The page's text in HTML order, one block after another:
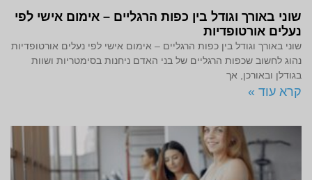
שוני באורך וגודל בין כפות הרגליים – אימום אישי לפי
נעלים אורטופדיות
שוני באורך וגודל בין כפות הרגליים – אימום אישי לפי נעלים אורטופדיות
נהוג לחשוב שכפות הרגליים של בני האדם ניחנות בסימטריות ושוות
בגודלן ובאורכן, אך
קרא עוד »